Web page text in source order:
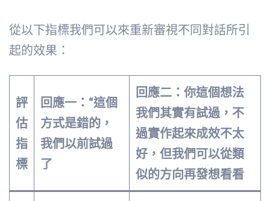
從以下指標我們可以來重新審視不同對話所引
起的效果：
評
估
指
標
回應一：“這個
方式是錯的，
我們以前試過
了
回應二：你這個想法
我們其實有試過，不
過實作起來成效不太
好，但我們可以從類
似的方向再發想看看